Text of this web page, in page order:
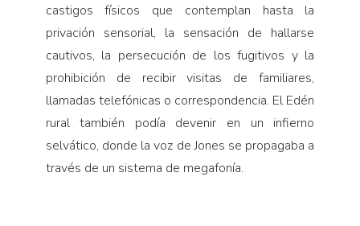
castigos físicos que contemplan hasta la
privación sensorial, la sensación de hallarse
cautivos, la persecución de los fugitivos y la
prohibición de recibir visitas de familiares,
llamadas telefónicas o correspondencia. El Edén
rural también podía devenir en un infierno
selvático, donde la voz de Jones se propagaba a
través de un sistema de megafonía.